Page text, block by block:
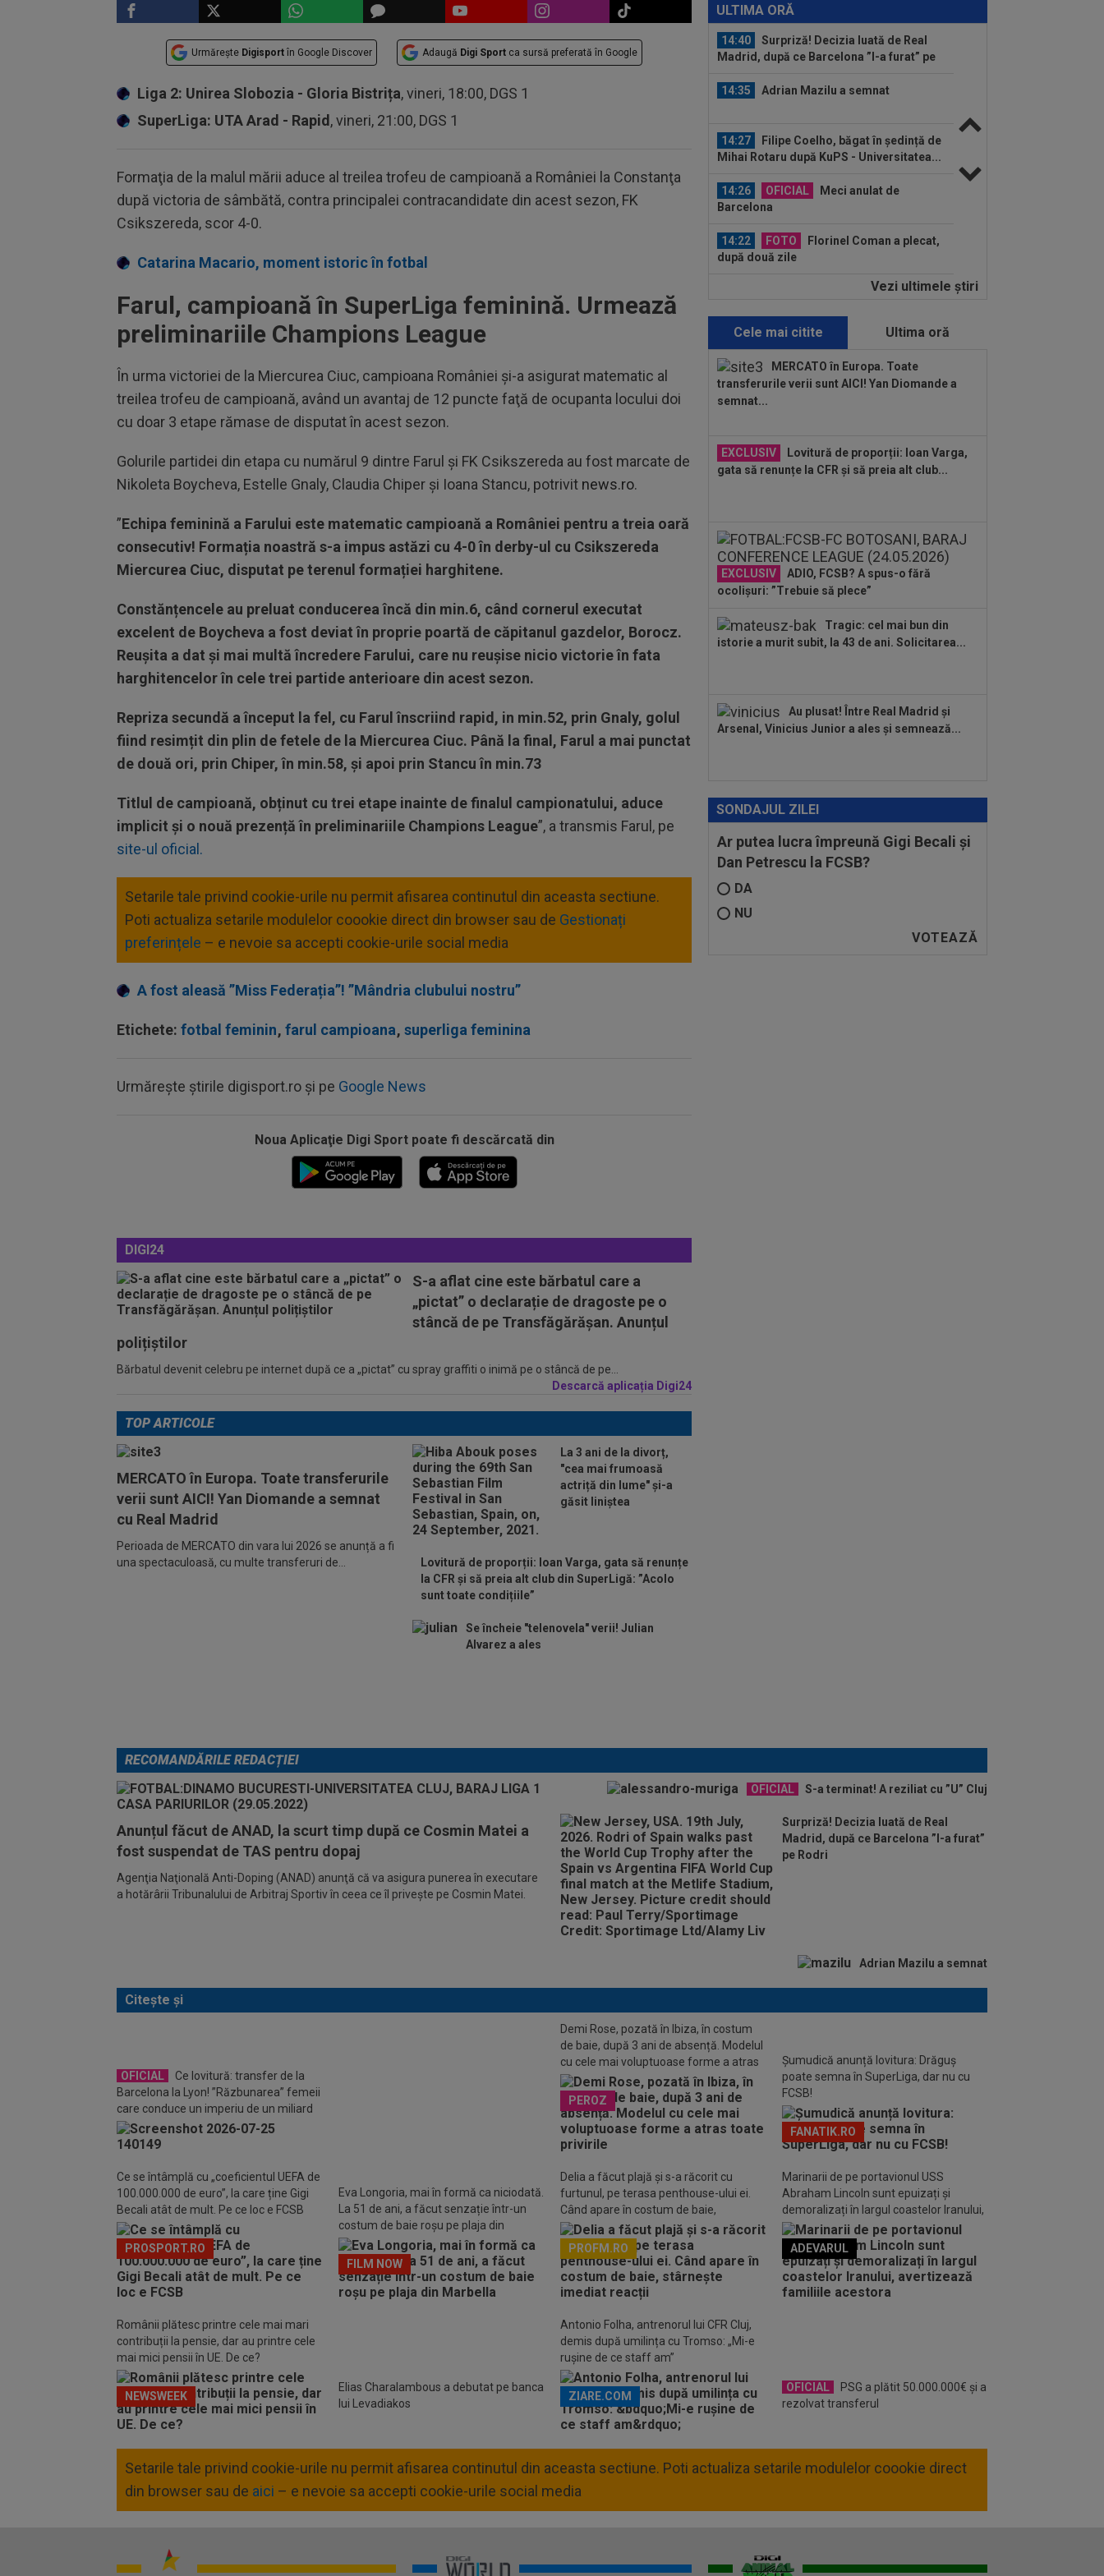
Urmărește Digisport în Google Discover Adaugă Digi Sport ca sursă preferată în Google
Liga 2: Unirea Slobozia - Gloria Bistrița, vineri, 18:00, DGS 1
SuperLiga: UTA Arad - Rapid , vineri, 21:00, DGS 1
Formaţia de la malul mării aduce al treilea trofeu de campioană a României la Constanţa
după victoria de sâmbătă, contra principalei contracandidate din acest sezon, FK
Csikszereda, scor 4-0.
Catarina Macario, moment istoric în fotbal
Farul, campioană în SuperLiga feminină. Urmează
preliminariile Champions League
În urma victoriei de la Miercurea Ciuc, campioana României şi-a asigurat matematic al
treilea trofeu de campioană, având un avantaj de 12 puncte faţă de ocupanta locului doi
cu doar 3 etape rămase de disputat în acest sezon.
Golurile partidei din etapa cu numărul 9 dintre Farul şi FK Csikszereda au fost marcate de
Nikoleta Boycheva, Estelle Gnaly, Claudia Chiper şi Ioana Stancu, potrivit news.ro.
”Echipa feminină a Farului este matematic campioană a României pentru a treia oară
consecutiv! Formația noastră s-a impus astăzi cu 4-0 în derby-ul cu Csikszereda
Miercurea Ciuc, disputat pe terenul formației harghitene.
Constănțencele au preluat conducerea încă din min.6, când cornerul executat
excelent de Boycheva a fost deviat în proprie poartă de căpitanul gazdelor, Borocz.
Reușita a dat și mai multă încredere Farului, care nu reușise nicio victorie în fata
harghitencelor în cele trei partide anterioare din acest sezon.
Repriza secundă a început la fel, cu Farul înscriind rapid, in min.52, prin Gnaly, golul
fiind resimțit din plin de fetele de la Miercurea Ciuc. Până la final, Farul a mai punctat
de două ori, prin Chiper, în min.58, și apoi prin Stancu în min.73
Titlul de campioană, obținut cu trei etape inainte de finalul campionatului, aduce
implicit și o nouă prezență în preliminariile Champions League”, a transmis Farul, pe
site-ul oficial.
Setarile tale privind cookie-urile nu permit afisarea continutul din aceasta sectiune.
Poti actualiza setarile modulelor coookie direct din browser sau de Gestionați
preferințele – e nevoie sa accepti cookie-urile social media
A fost aleasă ”Miss Federația”! ”Mândria clubului nostru”
Etichete: fotbal feminin, farul campioana, superliga feminina
Urmărește știrile digisport.ro și pe Google News
Noua Aplicaţie Digi Sport poate fi descărcată din
DIGI24
S-a aflat cine este bărbatul care a
„pictat” o declarație de dragoste pe o
stâncă de pe Transfăgărășan. Anunțul
polițiștilor
Bărbatul devenit celebru pe internet după ce a „pictat” cu spray graffiti o inimă pe o stâncă de pe...
Descarcă aplicația Digi24
ULTIMA ORĂ
cu ”U” Cluj
14:40
Surpriză! Decizia luată de Real
Madrid, după ce Barcelona ”l-a furat” pe
14:35
Adrian Mazilu a semnat
14:27
Filipe Coelho, băgat în ședință de
Mihai Rotaru după KuPS - Universitatea...
14:26 OFICIAL
Meci anulat de
Barcelona
14:22 FOTO
Florinel Coman a plecat,
după două zile
S-a făcut transferul lui
14:07
Endrick va rămâne în La Liga, dar
nu la Real Madrid!
14:02
Dinamo, fără Mamoudou
Karamoko și George Pușcaș. Anunțul lui
timp după ce Cosmin Matei a fost
suspendat de...
14:40
Surpriză! Decizia luată de Real
Madrid, după ce Barcelona ”l-a furat” pe
Rodri
14:35
Adrian Mazilu a semnat
14:27
Filipe Coelho, băgat în ședință de
Vezi ultimele ştiri
Cele mai citite Ultima oră
MERCATO în Europa. Toate
transferurile verii sunt AICI! Yan Diomande a
semnat...
EXCLUSIV
Lovitură de proporții: Ioan Varga,
gata să renunțe la CFR și să preia alt club...
EXCLUSIV
ADIO, FCSB? A spus-o fără
ocolișuri: ”Trebuie să plece”
Tragic: cel mai bun din
istorie a murit subit, la 43 de ani. Solicitarea...
Au plusat! Între Real Madrid și
Arsenal, Vinicius Junior a ales și semnează...
SONDAJUL ZILEI
Ar putea lucra împreună Gigi Becali și
Dan Petrescu la FCSB?
DA
NU
TOP ARTICOLE
MERCATO în Europa. Toate transferurile
verii sunt AICI! Yan Diomande a semnat
cu Real Madrid
Perioada de MERCATO din vara lui 2026 se anunță a fi
una spectaculoasă, cu multe transferuri de...
La 3 ani de la divorț,
"cea mai frumoasă
actriță din lume" și-a
găsit liniștea
Lovitură de proporții: Ioan Varga, gata să renunțe
la CFR și să preia alt club din SuperLigă: ”Acolo
sunt toate condițiile”
Se încheie "telenovela" verii! Julian
Alvarez a ales
RECOMANDĂRILE REDACȚIEI
Anunțul făcut de ANAD, la scurt timp după ce Cosmin Matei a
fost suspendat de TAS pentru dopaj
Agenţia Naţională Anti-Doping (ANAD) anunţă că va asigura punerea în executare
a hotărârii Tribunalului de Arbitraj Sportiv în ceea ce îl priveşte pe Cosmin Matei.
OFICIAL S-a terminat! A reziliat cu ”U” Cluj
Surpriză! Decizia luată de Real
Madrid, după ce Barcelona ”l-a furat”
pe Rodri
Adrian Mazilu a semnat
Citește și
OFICIAL
Ce lovitură: transfer de la
Barcelona la Lyon! ”Răzbunarea” femeii
care conduce un imperiu de un miliard
de euro
Demi Rose, pozată în Ibiza, în costum
de baie, după 3 ani de absență. Modelul
cu cele mai voluptuoase forme a atras
toate privirile
PEROZ
Șumudică anunță lovitura: Drăguș
poate semna în SuperLiga, dar nu cu
FCSB!
FANATIK.RO
Ce se întâmplă cu „coeficientul UEFA de
100.000.000 de euro”, la care ține Gigi
Becali atât de mult. Pe ce loc e FCSB
PROSPORT.RO
Eva Longoria, mai în formă ca niciodată.
La 51 de ani, a făcut senzație într-un
costum de baie roșu pe plaja din
Marbella
FILM NOW
Delia a făcut plajă și s-a răcorit cu
furtunul, pe terasa penthouse-ului ei.
Când apare în costum de baie,
stârnește imediat reacții
PROFM.RO
Marinarii de pe portavionul USS
Abraham Lincoln sunt epuizați și
demoralizați în largul coastelor Iranului,
avertizează familiile acestora
ADEVARUL
Românii plătesc printre cele mai mari
contribuții la pensie, dar au printre cele
mai mici pensii în UE. De ce?
NEWSWEEK
Elias Charalambous a debutat pe banca
lui Levadiakos
Antonio Folha, antrenorul lui CFR Cluj,
demis după umilința cu Tromso: „Mi-e
rușine de ce staff am”
ZIARE.COM
OFICIAL
PSG a plătit 50.000.000€ și a
rezolvat transferul
Setarile tale privind cookie-urile nu permit afisarea continutul din aceasta sectiune. Poti actualiza setarile modulelor coookie direct
din browser sau de aici – e nevoie sa accepti cookie-urile social media